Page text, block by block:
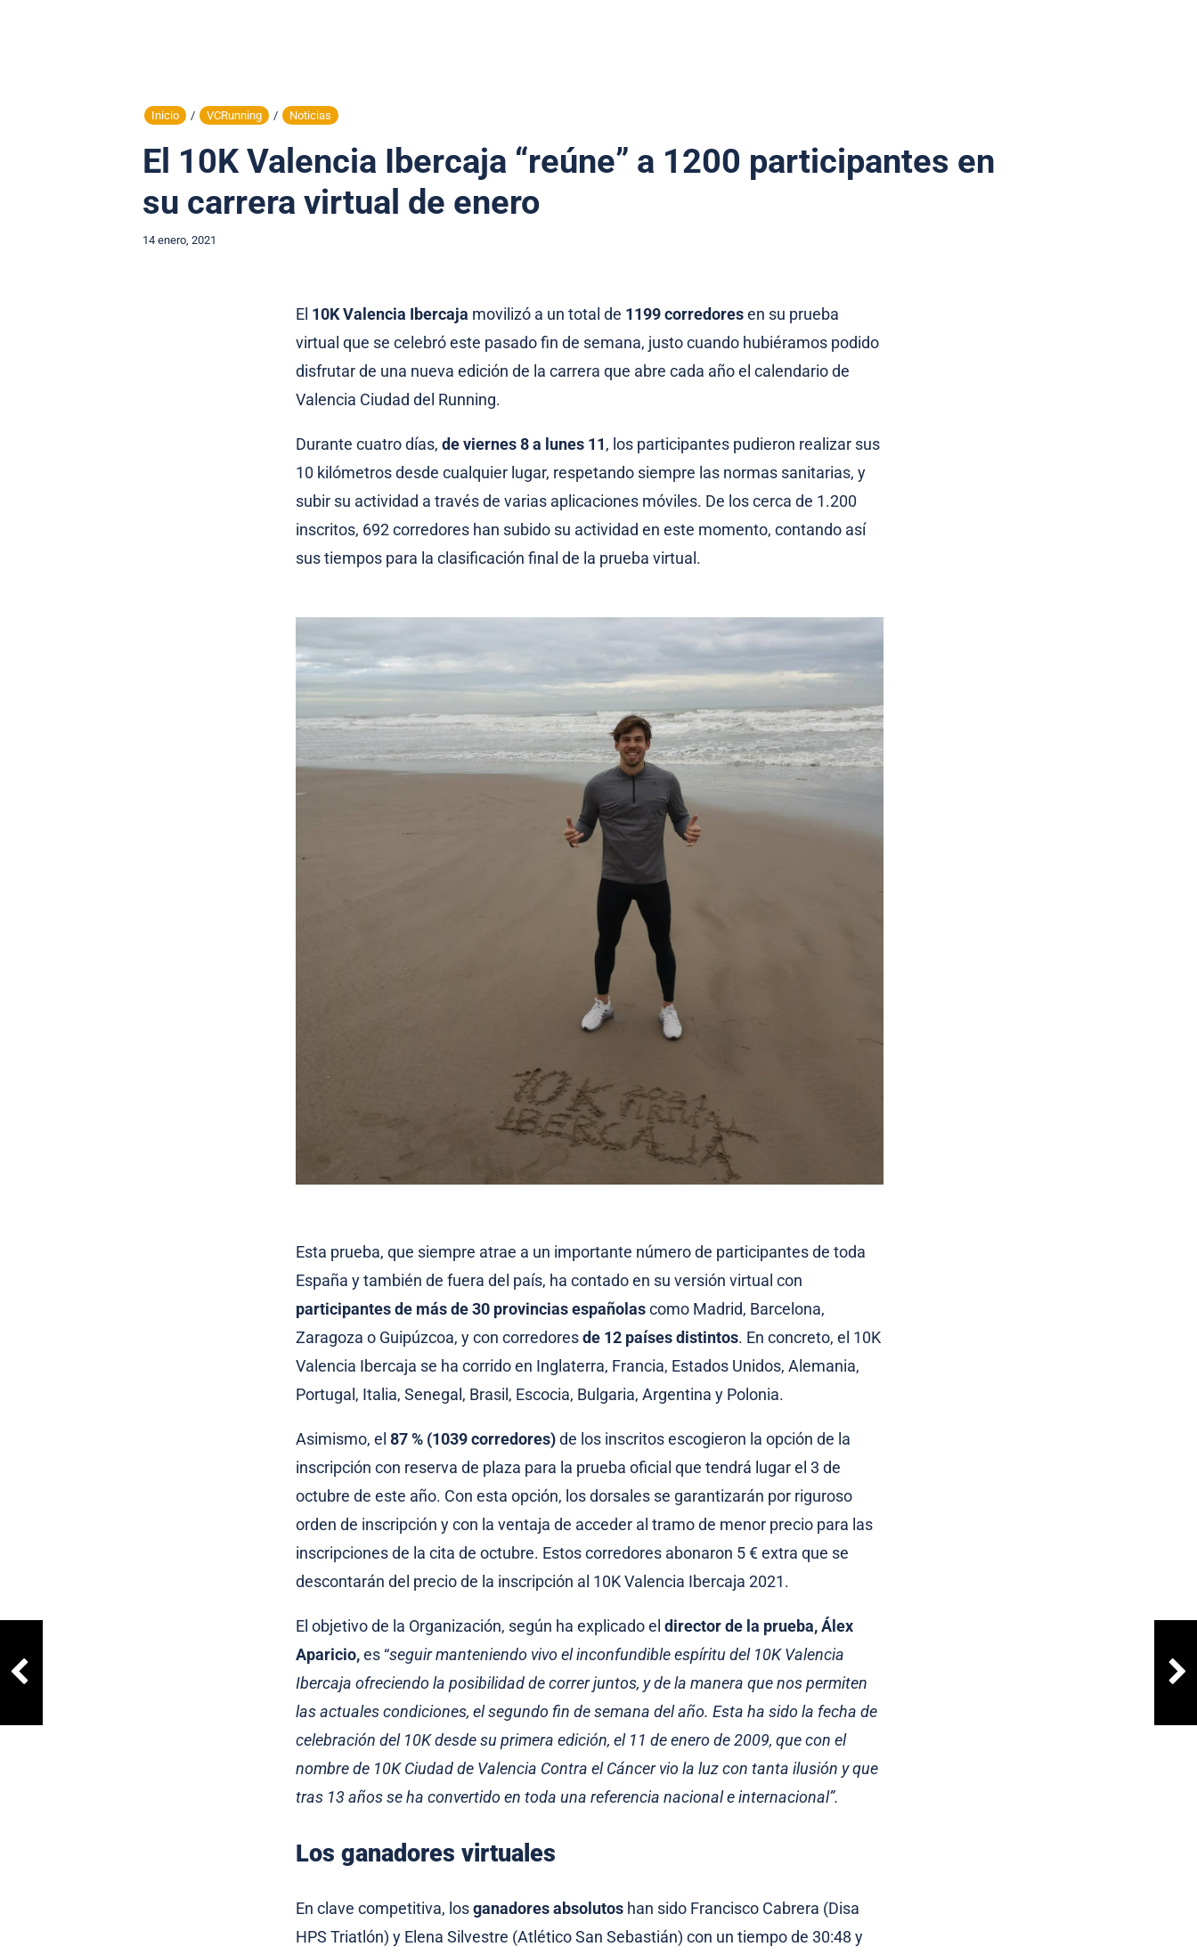
Inicio / VCRunning / Noticias
El 10K Valencia Ibercaja “reúne” a 1200 participantes en
su carrera virtual de enero
14 enero, 2021
El 10K Valencia Ibercaja movilizó a un total de 1199 corredoresen su prueba
virtual que se celebró este pasado fin de semana, justo cuando hubiéramos podido
disfrutar de una nueva edición de la carrera que abre cada año el calendario de
Valencia Ciudad del Running.
Durante cuatro días, de viernes 8 a lunes 11, los participantes pudieron realizar sus
10 kilómetros desde cualquier lugar, respetando siempre las normas sanitarias, y
subir su actividad a través de varias aplicaciones móviles. De los cerca de 1.200
inscritos, 692 corredores han subido su actividad en este momento, contando así
sus tiempos para la clasificación final de la prueba virtual.
Esta prueba, que siempre atrae a un importante número de participantes de toda
España y también de fuera del país, ha contado en su versión virtual con
participantes de más de 30 provincias españolascomo Madrid, Barcelona,
Zaragoza o Guipúzcoa, y con corredoresde 12 países distintos. En concreto, el 10K
Valencia Ibercaja se ha corrido en Inglaterra, Francia, Estados Unidos, Alemania,
Portugal, Italia, Senegal, Brasil, Escocia, Bulgaria, Argentina y Polonia.
Asimismo, el 87 % (1039 corredores)de los inscritos escogieron la opción de la
inscripción con reserva de plaza para la prueba oficial que tendrá lugar el 3 de
octubre de este año. Con esta opción, los dorsales se garantizarán por riguroso
orden de inscripción y con la ventaja de acceder al tramo de menor precio para las
inscripciones de la cita de octubre. Estos corredores abonaron 5 € extra que se
descontarán del precio de la inscripción al 10K Valencia Ibercaja 2021.
El objetivo de la Organización, según ha explicado el director de la prueba, Álex
Aparicio,es “seguir manteniendo vivo el inconfundible espíritu del 10K Valencia
Ibercaja ofreciendo la posibilidad de correr juntos, y de la manera que nos permiten
las actuales condiciones, el segundo fin de semana del año. Esta ha sido la fecha de
celebración del 10K desde su primera edición, el 11 de enero de 2009, que con el
nombre de 10K Ciudad de Valencia Contra el Cáncer vio la luz con tanta ilusión y que
tras 13 años se ha convertido en toda una referencia nacional e internacional”.
Los ganadores virtuales
En clave competitiva, losganadores absolutos han sido Francisco Cabrera (Disa
HPS Triatlón) y Elena Silvestre (Atlético San Sebastián) con un tiempo de 30:48 y